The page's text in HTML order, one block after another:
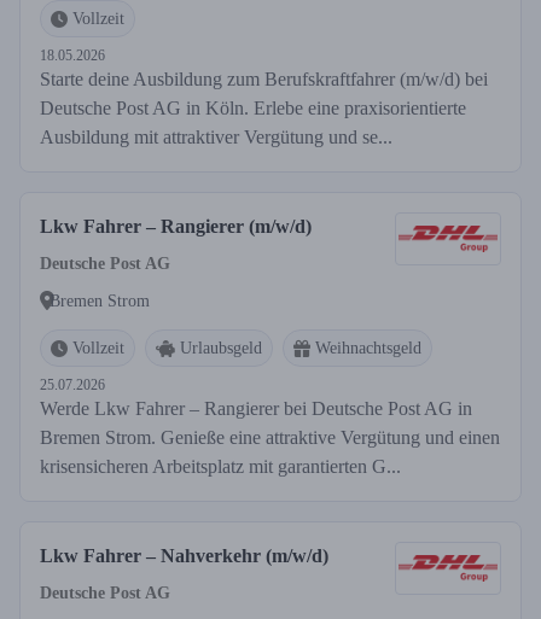
Vollzeit
18.05.2026
Starte deine Ausbildung zum Berufskraftfahrer (m/w/d) bei
Deutsche Post AG in Köln. Erlebe eine praxisorientierte
Ausbildung mit attraktiver Vergütung und se...
Lkw Fahrer – Rangierer (m/w/d)
Deutsche Post AG
Bremen Strom
Vollzeit Urlaubsgeld Weihnachtsgeld
25.07.2026
Werde Lkw Fahrer – Rangierer bei Deutsche Post AG in
Bremen Strom. Genieße eine attraktive Vergütung und einen
krisensicheren Arbeitsplatz mit garantierten G...
Lkw Fahrer – Nahverkehr (m/w/d)
Deutsche Post AG